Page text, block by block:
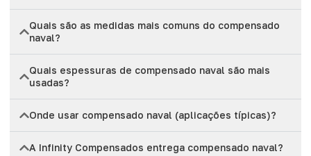
Quais são as medidas mais comuns do compensado
naval?
Quais espessuras de compensado naval são mais
usadas?
Onde usar compensado naval (aplicações típicas)?
A Infinity Compensados entrega compensado naval?